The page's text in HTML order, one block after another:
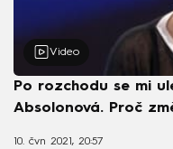
Video
Po rozchodu se mi
Absolonová. Proč
10. čvn 2021, 20:57